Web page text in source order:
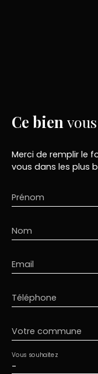
Ce bien
Merci de remplir le
vous dans les plus
Prénom
Nom
Email
Téléphone
Votre commune
-
Vous souhaitez